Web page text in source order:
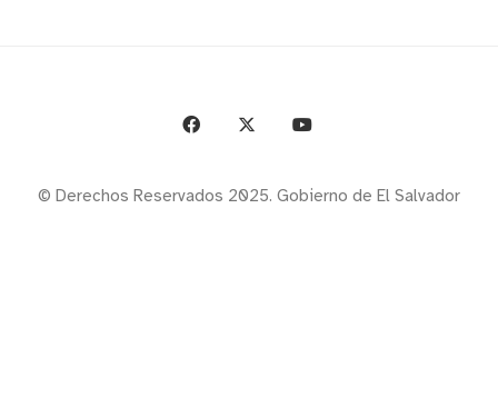
© Derechos Reservados 2025. Gobierno de El Salvador